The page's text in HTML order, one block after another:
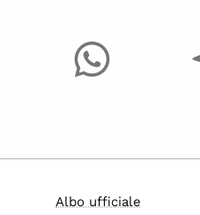
Albo ufficiale